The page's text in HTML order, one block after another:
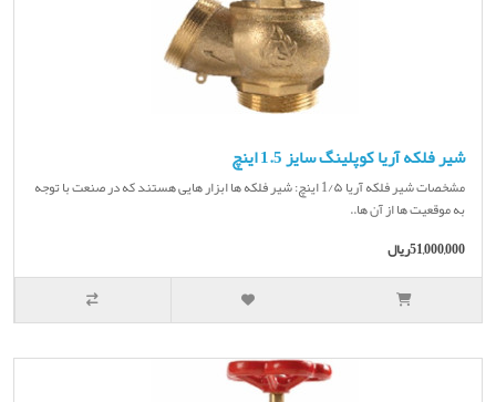
شیر فلکه آریا کوپلینگ سایز 1.5 اینچ
مشخصات شیر فلکه آریا 1/۵ اینچ: شیر فلکه ها ابزار هایی هستند که در صنعت با توجه
به موقعیت ها از آن ها..
51,000,000ریال